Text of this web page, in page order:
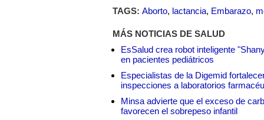
TAGS: Aborto, lactancia, Embarazo,
MÁS NOTICIAS DE SALUD
EsSalud crea robot inteligente
en pacientes pediátricos
Especialistas de la Digemid
inspecciones a laboratorios
Minsa advierte que el exceso de
favorecen el sobrepeso infantil